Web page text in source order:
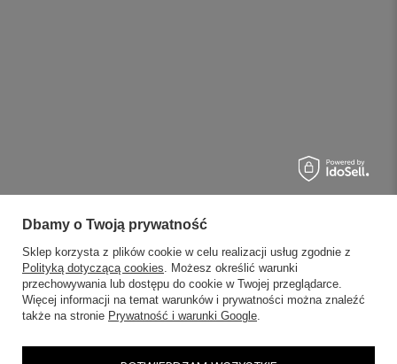
Dbamy o Twoją prywatność
Sklep korzysta z plików cookie w celu realizacji usług zgodnie z
Polityką dotyczącą cookies. Możesz określić warunki
przechowywania lub dostępu do cookie w Twojej przeglądarce.
Więcej informacji na temat warunków i prywatności można znaleźć
także na stronie Prywatność i warunki Google.